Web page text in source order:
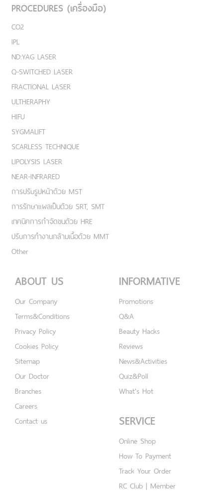
PROCEDURES (เครื่องมือ)
CO2
IPL
ND:YAG LASER
Q-SWITCHED LASER
FRACTIONAL LASER
ULTHERAPHY
HIFU
SYGMALIFT
SCARLESS TECHNIQUE
LIPOLYSIS LASER
NEAR-INFRARED
การปรับรูปหน้าด้วย MST
การรักษาแผลเป็นด้วย SRT, SMT
เทคนิคการกำจัดขนด้วย HRE
ปรับการทำงานกล้ามเนื้อด้วย MMT
Other
ABOUT US
Our Company
Terms&Conditions
Privacy Policy
Cookies Policy
Sitemap
Our Doctor
Branches
Careers
Contact us
INFORMATIVE
Promotions
Q&A
Beauty Hacks
Reviews
News&Activities
Quiz&Poll
What's Hot
SERVICE
Online Shop
How To Payment
Track Your Order
RC Club | Member